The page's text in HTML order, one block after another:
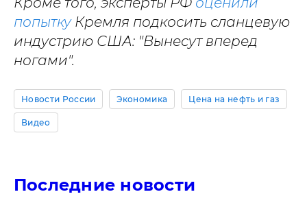
попыткуКремля подкосить сланцевую
индустрию США: "Вынесут вперед
ногами".
Новости России Экономика Цена на нефть и газ
Видео
Последние новости